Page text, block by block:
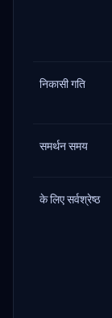
निकासी गति
समर्थन समय
के लिए सर्वश्रेष्ठ